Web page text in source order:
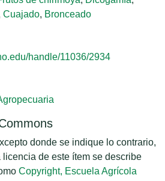
Cuajado, Bronceado
handle/11036/2934
donde se indique lo contrario,
licencia de este ítem se describe
Copyright, Escuela Agrícola